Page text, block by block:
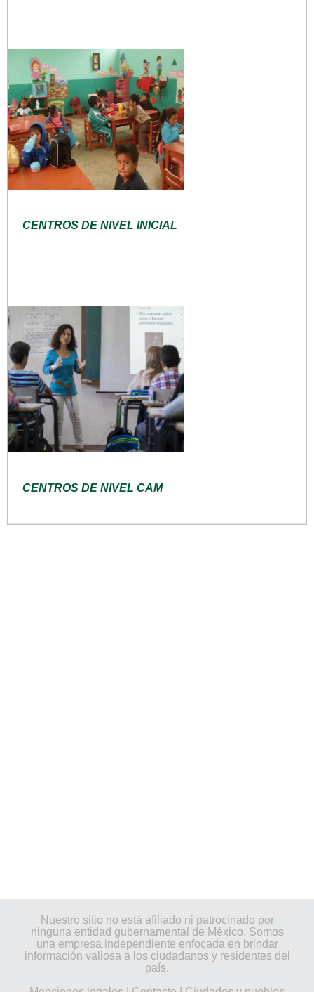
CENTROS DE NIVEL INICIAL
CENTROS DE NIVEL CAM
Nuestro sitio no está afiliado ni patrocinado por
ninguna entidad gubernamental de México. Somos
una empresa independiente enfocada en brindar
información valiosa a los ciudadanos y residentes del
país.